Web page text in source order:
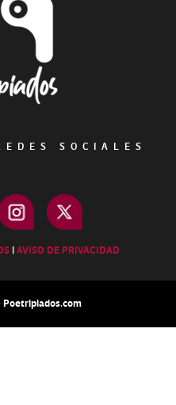
SOCIALES
|AVISO DE PRIVACIDAD